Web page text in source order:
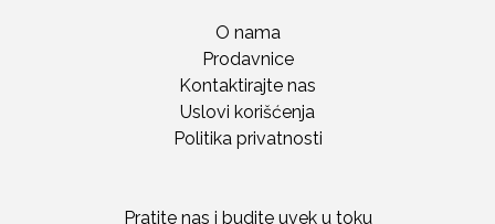
O nama
Prodavnice
Kontaktirajte nas
Uslovi korišćenja
Politika privatnosti
Pratite nas i budite uvek u toku